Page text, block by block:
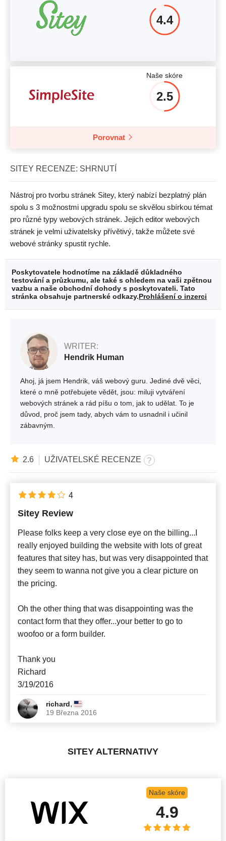
4.4
Naše skóre
2.5
Porovnat
SITEY RECENZE: SHRNUTÍ
Nástroj pro tvorbu stránek Sitey, který nabízí bezplatný plán
spolu s 3 možnostmi upgradu spolu se skvělou sbírkou témat
pro různé typy webových stránek. Jejich editor webových
stránek je velmi uživatelsky přívětivý, takže můžete své
webové stránky spustit rychle.
Poskytovatele hodnotíme na základě důkladného
testování a průzkumu, ale také s ohledem na vaši zpětnou
vazbu a naše obchodní dohody s poskytovateli. Tato
stránka obsahuje partnerské odkazy.Prohlášení o inzerci
WRITER:
Hendrik Human
Ahoj, já jsem Hendrik, váš webový guru. Jediné dvě věci,
které o mně potřebujete vědět, jsou: miluji vytváření
webových stránek a rád píšu o tom, jak to udělat. To je
důvod, proč jsem tady, abych vám to usnadnil i učinil
zábavným.
2.6 UŽIVATELSKÉ RECENZE
Sitey Review
Please folks keep a very close eye on the billing...I
really enjoyed building the website with lots of great
features that sitey has, but was very disappointed that
they seem to wanna not give you a clear picture on
the pricing.
Oh the other thing that was disappointing was the
contact form that they offer...your better to go to
woofoo or a form builder.
Thank you
Richard
3/19/2016
richard,
19 Března 2016
4
SITEY ALTERNATIVY
Naše skóre
4.9